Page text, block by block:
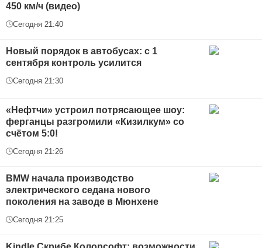
450 км/ч (видео)
Сегодня 21:40
Новый порядок в автобусах: с 1
сентября контроль усилится
Сегодня 21:30
«Нефтчи» устроил потрясающее шоу:
ферганцы разгромили «Кизилкум» со
счётом 5:0!
Сегодня 21:26
BMW начала производство
электрического седана нового
поколения на заводе в Мюнхене
Сегодня 21:25